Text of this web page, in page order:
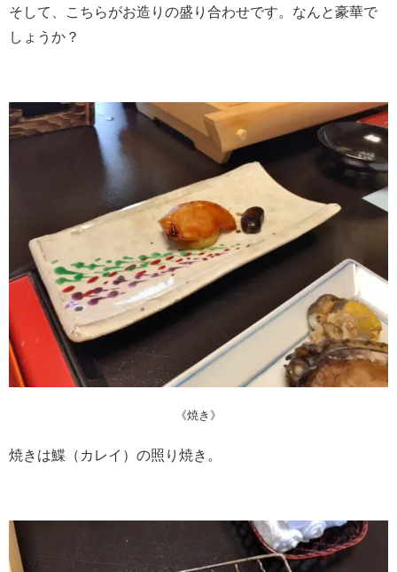
そして、こちらがお造りの盛り合わせです。なんと豪華で
しょうか？
《焼き》
焼きは鰈（カレイ）の照り焼き。